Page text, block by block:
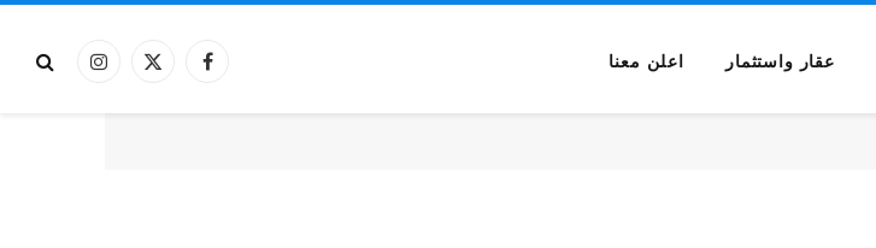
عقار واستثمار اعلن معنا فيسبوكX
الانستغرام